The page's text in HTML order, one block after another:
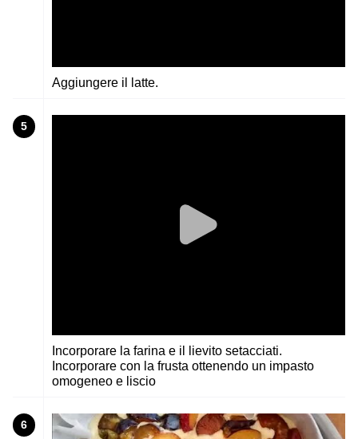
Aggiungere il latte.
5
Incorporare la farina e il lievito setacciati.
Incorporare con la frusta ottenendo un impasto
omogeneo e liscio
6